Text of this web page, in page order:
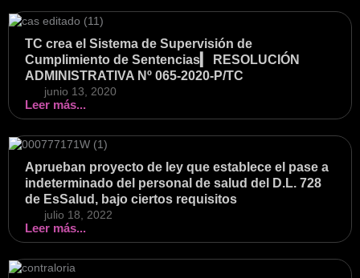
TC crea el Sistema de Supervisión de
Cumplimiento de Sentencias▎ RESOLUCIÓN
ADMINISTRATIVA Nº 065-2020-P/TC
junio 13, 2020
Leer más...
Aprueban proyecto de ley que establece el pase a
indeterminado del personal de salud del D.L. 728
de EsSalud, bajo ciertos requisitos
julio 18, 2022
Leer más...